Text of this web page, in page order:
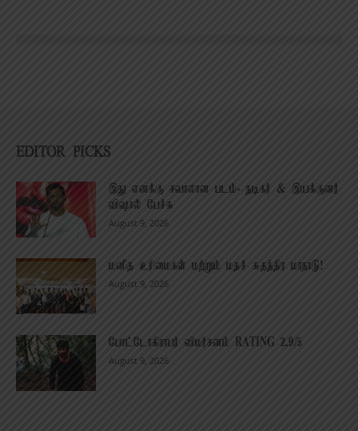
EDITOR PICKS
இது எனக்கு சவாலான படம்- நடிகர் & இயக்குனர்
விஷால் பேச்சு
August 9, 2026
மனித உரிமைகள் மற்றும் மதச் சுதந்திர மாநாடு!
August 9, 2026
போட்டோகிராபர் விமர்சனம் RATING 2.9/5
August 9, 2026